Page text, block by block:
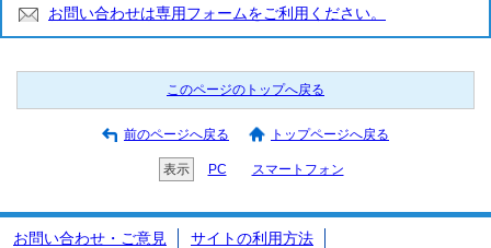
お問い合わせは専用フォームをご利用ください。
このページのトップへ戻る
前のページへ戻る トップページへ戻る
表示 PC スマートフォン
お問い合わせ・ご意見
サイトの利用方法